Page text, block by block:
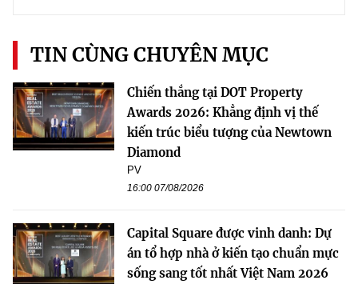
TIN CÙNG CHUYÊN MỤC
Chiến thắng tại DOT Property
Awards 2026: Khẳng định vị thế
kiến trúc biểu tượng của Newtown
Diamond
PV
16:00 07/08/2026
Capital Square được vinh danh: Dự
án tổ hợp nhà ở kiến tạo chuẩn mực
sống sang tốt nhất Việt Nam 2026